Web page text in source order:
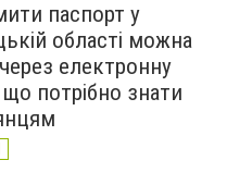
паспорт у
області можна
електронну
що потрібно знати